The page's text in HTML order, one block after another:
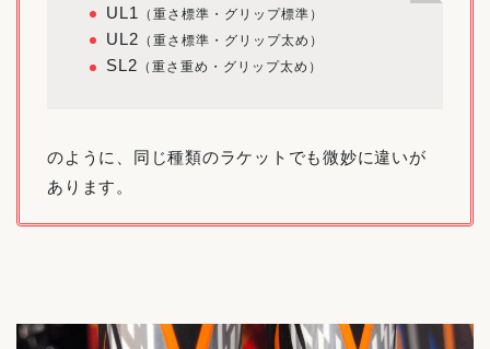
UL1 （重さ標準・グリップ標準）
UL2 （重さ標準・グリップ太め）
SL2 （重さ重め・グリップ太め）
のように、同じ種類のラケットでも微妙に違いが
あります。